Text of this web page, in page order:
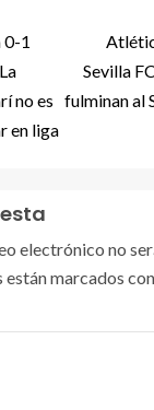
0-1
no es
en liga
Sevilla
fulminan al
electrónico no
marcados con